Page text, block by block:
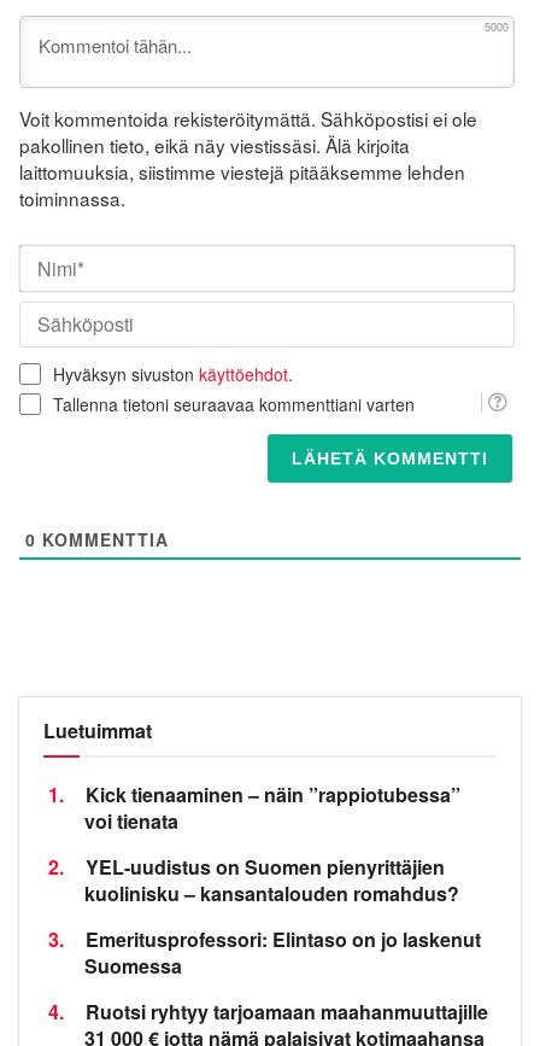
5000
Voit kommentoida rekisteröitymättä. Sähköpostisi ei ole
pakollinen tieto, eikä näy viestissäsi. Älä kirjoita
laittomuuksia, siistimme viestejä pitääksemme lehden
toiminnassa.
Hyväksyn sivuston käyttöehdot.
Tallenna tietoni seuraavaa kommenttiani varten
0 KOMMENTTIA
Luetuimmat
1.
Kick tienaaminen – näin ”rappiotubessa”
voi tienata
2.
YEL-uudistus on Suomen pienyrittäjien
kuolinisku – kansantalouden romahdus?
3.
Emeritusprofessori: Elintaso on jo laskenut
Suomessa
4.
Ruotsi ryhtyy tarjoamaan maahanmuuttajille
31 000 € jotta nämä palaisivat kotimaahansa